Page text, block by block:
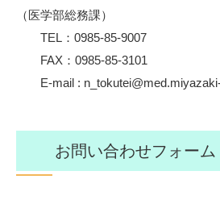
（医学部総務課）
TEL：0985-85-9007
FAX：0985-85-3101
E-mail :
お問い合わせフォーム